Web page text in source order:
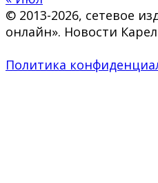
© 2013-2026, сетевое
онлайн». Новости
Политика